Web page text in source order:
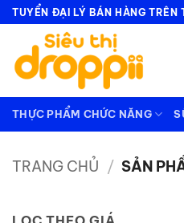
Bỏ
qua
dung
TUYỂN ĐẠI LÝ BÁN HÀNG TRÊN
THỰC PHẨM CHỨC NĂNG
TRANG CHỦ / SẢN